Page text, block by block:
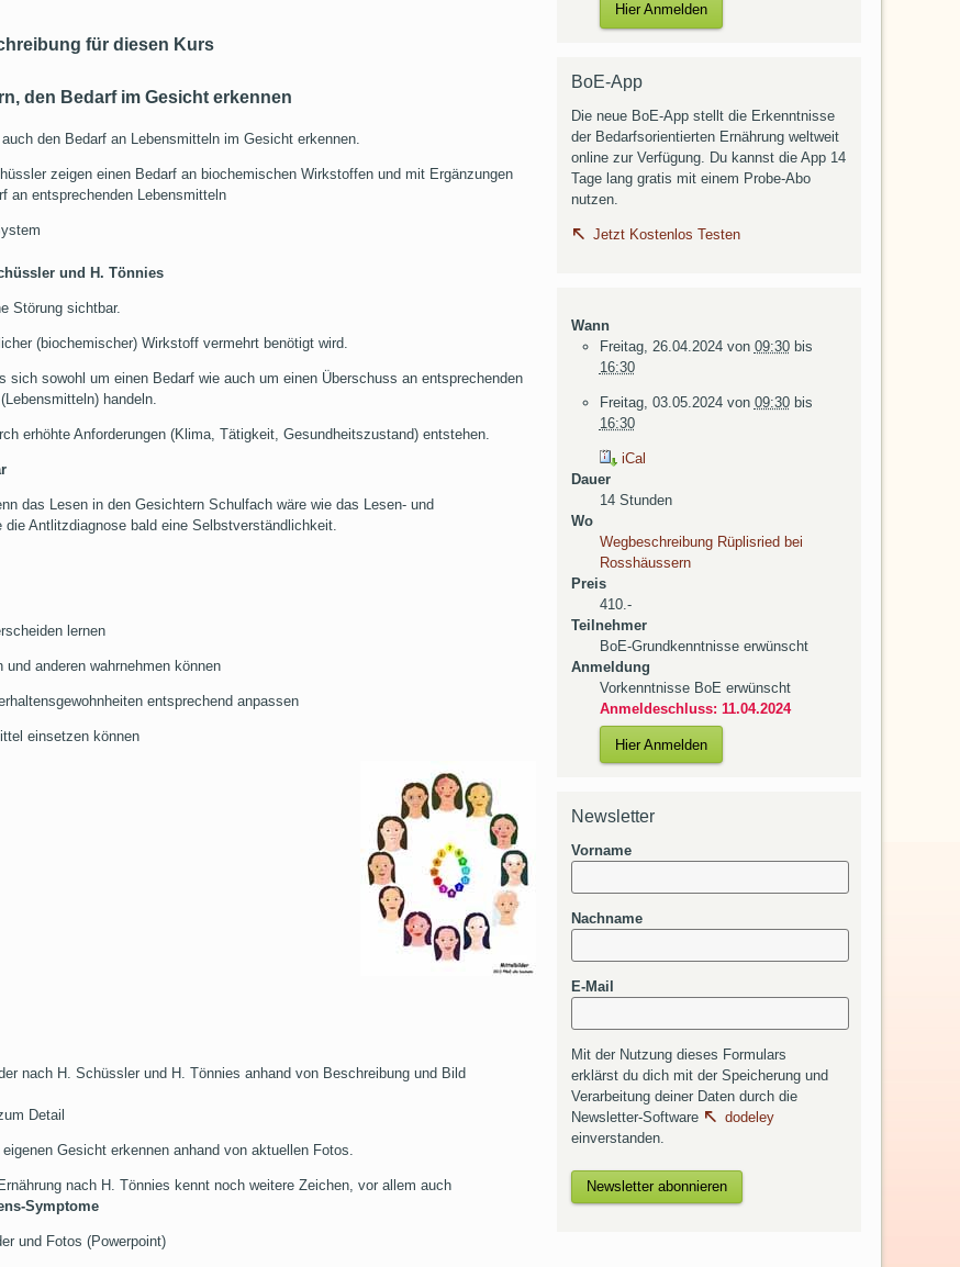
für diesen Kurs
den Bedarf im Gesicht erkennen
den Bedarf an Lebensmitteln im Gesicht erkennen.
zeigen einen Bedarf an biochemischen Wirkstoffen und mit Ergänzungen
an entsprechenden Lebensmitteln
und H. Tönnies
Störung sichtbar.
(biochemischer) Wirkstoff vermehrt benötigt wird.
sich sowohl um einen Bedarf wie auch um einen Überschuss an entsprechenden
handeln.
erhöhte Anforderungen (Klima, Tätigkeit, Gesundheitszustand) entstehen.
das Lesen in den Gesichtern Schulfach wäre wie das Lesen- und
die Antlitzdiagnose bald eine Selbstverständlichkeit.
lernen
und anderen wahrnehmen können
entsprechend anpassen
einsetzen können
nach H. Schüssler und H. Tönnies anhand von Beschreibung und Bild
Detail
Gesicht erkennen anhand von aktuellen Fotos.
nach H. Tönnies kennt noch weitere Zeichen, vor allem auch
Symptome
und Fotos (Powerpoint)
Hier Anmelden
BoE-App
Die neue BoE-App stellt die Erkenntnisse
der Bedarfsorientierten Ernährung weltweit
online zur Verfügung. Du kannst die App 14
Tage lang gratis mit einem Probe-Abo
nutzen.
Jetzt Kostenlos Testen
Wann
Freitag, 26.04.2024von 09:30bis
16:30
Freitag, 03.05.2024von 09:30bis
16:30
iCal
Dauer
14 Stunden
Wo
Wegbeschreibung Rüplisried bei
Rosshäussern
Preis
410.-
Teilnehmer
BoE-Grundkenntnisse erwünscht
Anmeldung
Vorkenntnisse BoE erwünscht
Anmeldeschluss: 11.04.2024
Hier Anmelden
Newsletter
Vorname
Nachname
E-Mail
Mit der Nutzung dieses Formulars
erklärst du dich mit der Speicherung und
Verarbeitung deiner Daten durch die
Newsletter-Software
dodeley
einverstanden.